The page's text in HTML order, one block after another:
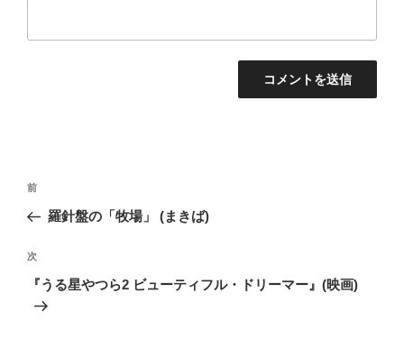
投
ナ
ビ
ゲ
ー
前
の
稿
前
羅針盤の「牧場」 (まきば)
次
の
次
『うる星やつら2 ビューティフル・ドリーマー』(映画)